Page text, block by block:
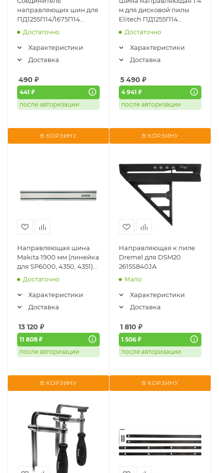
направляющих шин для
ПД1255П14/1675П14
Elitech (1820.003400)
Достаточно
Характеристики
Доставка
490 ₽
441 ₽
после авторизации
В КОРЗИНУ
м для дисковой пилы
Elitech ПД1255П14
(1820.000500)
Достаточно
Характеристики
Доставка
5 490 ₽
4 941 ₽
после авторизации
В КОРЗИНУ
Направляющая шина
Makita 1900 мм (линейка
для SP6000, 4350, 4351)
194925-9
Достаточно
Характеристики
Доставка
13 120 ₽
11 808 ₽
после авторизации
В КОРЗИНУ
Направляющая к пиле
Dremel для DSM20
2615S840JA
Мало
Характеристики
Доставка
1 810 ₽
1 506 ₽
после авторизации
В КОРЗИНУ